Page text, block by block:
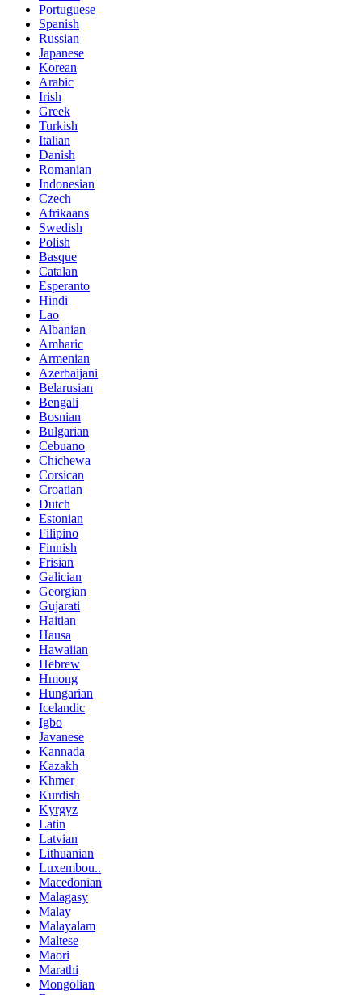
Portuguese
Spanish
Russian
Japanese
Korean
Arabic
Irish
Greek
Turkish
Italian
Danish
Romanian
Indonesian
Czech
Afrikaans
Swedish
Polish
Basque
Catalan
Esperanto
Hindi
Lao
Albanian
Amharic
Armenian
Azerbaijani
Belarusian
Bengali
Bosnian
Bulgarian
Cebuano
Chichewa
Corsican
Croatian
Dutch
Estonian
Filipino
Finnish
Frisian
Galician
Georgian
Gujarati
Haitian
Hausa
Hawaiian
Hebrew
Hmong
Hungarian
Icelandic
Igbo
Javanese
Kannada
Kazakh
Khmer
Kurdish
Kyrgyz
Latin
Latvian
Lithuanian
Luxembou..
Macedonian
Malagasy
Malay
Malayalam
Maltese
Maori
Marathi
Mongolian